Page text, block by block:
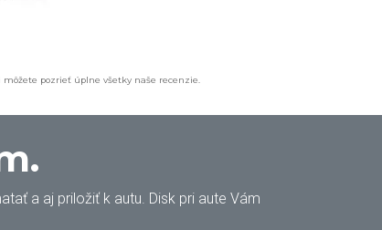
pozrieť úplne všetky naše recenzie.
a aj priložiť k autu. Disk pri aute Vám